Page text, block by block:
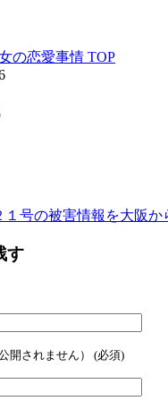
の恋愛事情 TOP
１号の被害情報を大阪か
す
開されません） (必須)